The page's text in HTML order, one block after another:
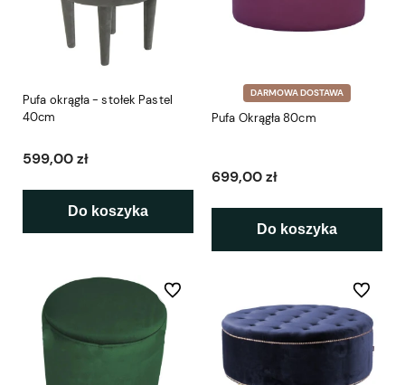
Pufa okrągła - stołek Pastel
40cm
599,00 zł
Do koszyka
DARMOWA DOSTAWA
Pufa Okrągła 80cm
699,00 zł
Do koszyka
Do ulubionych Do